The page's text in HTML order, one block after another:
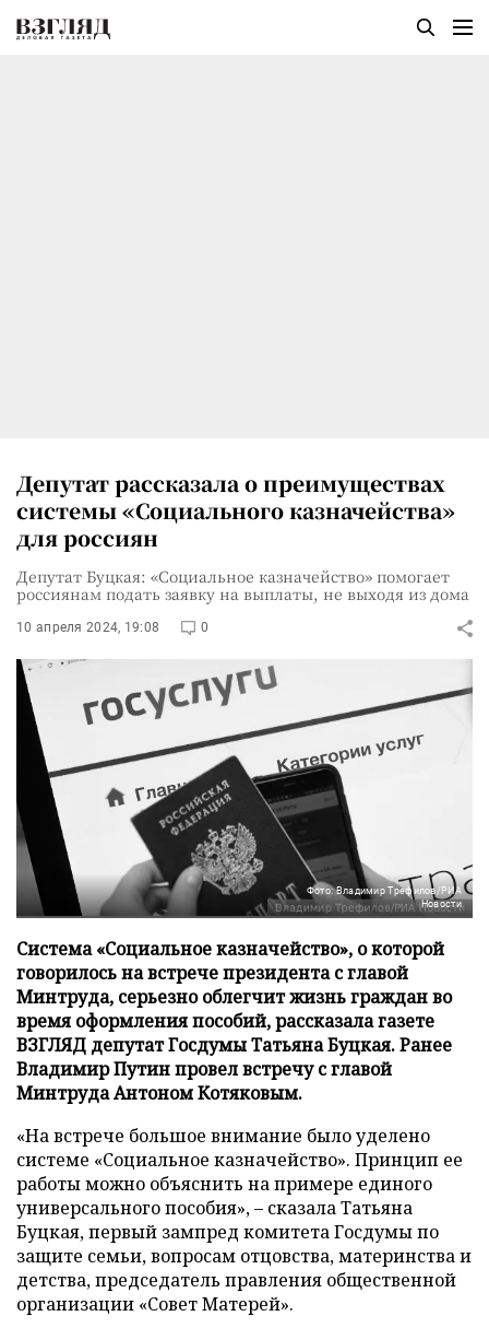
Депутат рассказала о преимуществах
системы «Социального казначейства»
для россиян
Депутат Буцкая: «Социальное казначейство» помогает
россиянам подать заявку на выплаты, не выходя из дома
10 апреля 2024, 19:08 0
Фото: Владимир Трефилов/РИА
Новости
Система «Социальное казначейство», о которой
говорилось на встрече президента с главой
Минтруда, серьезно облегчит жизнь граждан во
время оформления пособий, рассказала газете
ВЗГЛЯД депутат Госдумы Татьяна Буцкая. Ранее
Владимир Путин провел встречу с главой
Минтруда Антоном Котяковым.
«На встрече большое внимание было уделено
системе «Социальное казначейство». Принцип ее
работы можно объяснить на примере единого
универсального пособия», – сказала Татьяна
Буцкая, первый зампред комитета Госдумы по
защите семьи, вопросам отцовства, материнства и
детства, председатель правления общественной
организации «Совет Матерей».